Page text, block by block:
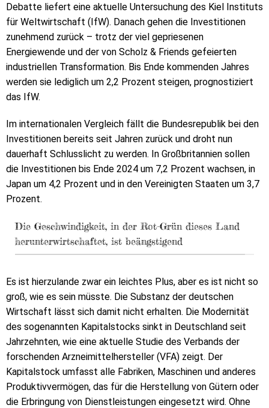
Debatte liefert eine aktuelle Untersuchung des Kiel Instituts
für Weltwirtschaft (IfW). Danach gehen die Investitionen
zunehmend zurück – trotz der viel gepriesenen
Energiewende und der von Scholz & Friends gefeierten
industriellen Transformation. Bis Ende kommenden Jahres
werden sie lediglich um 2,2 Prozent steigen, prognostiziert
das IfW.
Im internationalen Vergleich fällt die Bundesrepublik bei den
Investitionen bereits seit Jahren zurück und droht nun
dauerhaft Schlusslicht zu werden. In Großbritannien sollen
die Investitionen bis Ende 2024 um 7,2 Prozent wachsen, in
Japan um 4,2 Prozent und in den Vereinigten Staaten um 3,7
Prozent.
Die Geschwindigkeit, in der Rot-Grün dieses Land
herunterwirtschaftet, ist beängstigend
Es ist hierzulande zwar ein leichtes Plus, aber es ist nicht so
groß, wie es sein müsste. Die Substanz der deutschen
Wirtschaft lässt sich damit nicht erhalten. Die Modernität
des sogenannten Kapitalstocks sinkt in Deutschland seit
Jahrzehnten, wie eine aktuelle Studie des Verbands der
forschenden Arzneimittelhersteller (VFA) zeigt. Der
Kapitalstock umfasst alle Fabriken, Maschinen und anderes
Produktivvermögen, das für die Herstellung von Gütern oder
die Erbringung von Dienstleistungen eingesetzt wird. Ohne